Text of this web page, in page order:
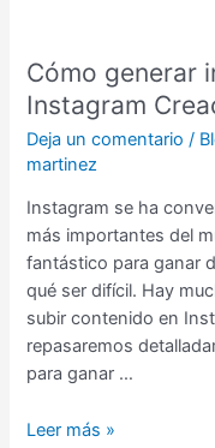
Cómo generar
Instagram
Deja un comentario /
martinez
Instagram se ha
más importantes del
fantástico para ganar
qué ser difícil. Hay
subir contenido en
repasaremos
para ganar …
Leer más »